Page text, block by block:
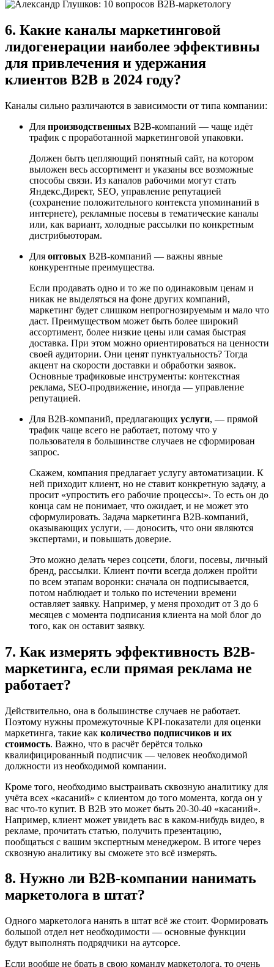
6. Какие каналы маркетинговой
лидогенерации наиболее эффективны
для привлечения и удержания
клиентов B2B в 2024 году?
Каналы сильно различаются в зависимости от типа компании:
Для производственных B2B-компаний — чаще идёт
трафик с проработанной маркетинговой упаковки.
Должен быть цепляющий понятный сайт, на котором
выложен весь ассортимент и указаны все возможные
способы связи. Из каналов рабочими могут стать
Яндекс.Директ, SEO, управление репутацией
(сохранение положительного контекста упоминаний в
интернете), рекламные посевы в тематические каналы
или, как вариант, холодные рассылки по конкретным
дистрибьюторам.
Для оптовых B2B-компаний — важны явные
конкурентные преимущества.
Если продавать одно и то же по одинаковым ценам и
никак не выделяться на фоне других компаний,
маркетинг будет слишком непрогнозируемым и мало что
даст. Преимуществом может быть более широкий
ассортимент, более низкие цены или самая быстрая
доставка. При этом можно ориентироваться на ценности
своей аудитории. Они ценят пунктуальность? Тогда
акцент на скорости доставки и обработки заявок.
Основные трафиковые инструменты: контекстная
реклама, SEO-продвижение, иногда — управление
репутацией.
Для B2B-компаний, предлагающих услуги, — прямой
трафик чаще всего не работает, потому что у
пользователя в большинстве случаев не сформирован
запрос.
Скажем, компания предлагает услугу автоматизации. К
ней приходит клиент, но не ставит конкретную задачу, а
просит «упростить его рабочие процессы». То есть он до
конца сам не понимает, что ожидает, и не может это
сформулировать. Задача маркетинга B2B-компаний,
оказывающих услуги, — доносить, что они являются
экспертами, и повышать доверие.
Это можно делать через соцсети, блоги, посевы, личный
бренд, рассылки. Клиент почти всегда должен пройти
по всем этапам воронки: сначала он подписывается,
потом наблюдает и только по истечении времени
оставляет заявку. Например, у меня проходит от 3 до 6
месяцев с момента подписания клиента на мой блог до
того, как он оставит заявку.
7. Как измерять эффективность B2B-
маркетинга, если прямая реклама не
работает?
Действительно, она в большинстве случаев не работает.
Поэтому нужны промежуточные KPI-показатели для оценки
маркетинга, такие как количество подписчиков и их
стоимость. Важно, что в расчёт берётся только
квалифицированный подписчик — человек необходимой
должности из необходимой компании.
Кроме того, необходимо выстраивать сквозную аналитику для
учёта всех «касаний» с клиентом до того момента, когда он у
вас что-то купит. В B2B это может быть 20-30-40 «касаний».
Например, клиент может увидеть вас в каком-нибудь видео, в
рекламе, прочитать статью, получить презентацию,
пообщаться с вашим экспертным менеджером. В итоге через
сквозную аналитику вы сможете это всё измерять.
8. Нужно ли B2B-компании нанимать
маркетолога в штат?
Одного маркетолога нанять в штат всё же стоит. Формировать
большой отдел нет необходимости — основные функции
будут выполнять подрядчики на аутсорсе.
Если вообще не брать в свою команду маркетолога, то очень